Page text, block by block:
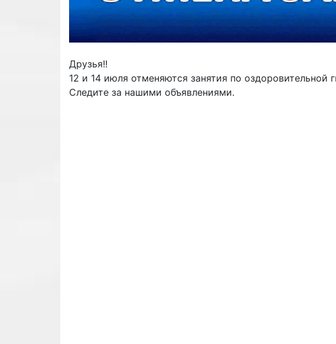
Друзья!!
12 и 14 июля отменяются занятия по оздоровительной
Следите за нашими объявлениями.